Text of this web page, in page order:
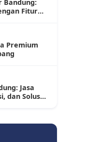
Bandung:
Fitur
Premium
Jasa
dan Solusi